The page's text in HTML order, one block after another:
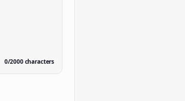
0/2000characters